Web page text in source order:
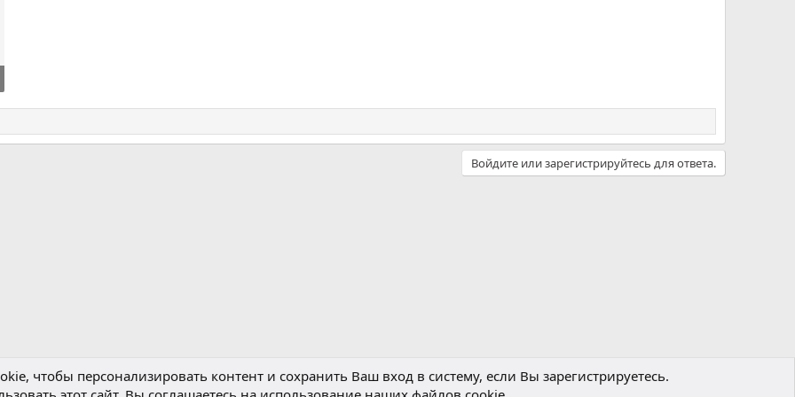
Войдите или зарегистрируйтесь для ответа.
чтобы персонализировать контент и сохранить Ваш вход в систему, если Вы зарегистрируетесь.